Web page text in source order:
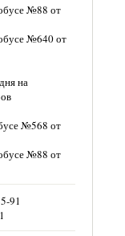
№88 от
№640 от
на
№568 от
№88 от
91